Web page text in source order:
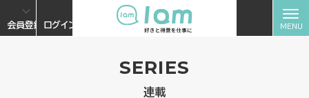
会員登録 ログイン
SERIES
連載